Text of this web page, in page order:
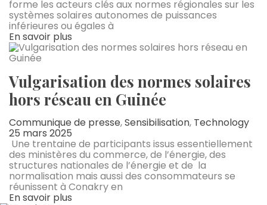
forme les acteurs clés aux normes régionales sur les
systèmes solaires autonomes de puissances
inférieures ou égales à
En savoir plus
Vulgarisation des normes solaires
hors réseau en Guinée
Communique de presse,Sensibilisation, Technology
25 mars 2025
Une trentaine de participants issus essentiellement
des ministères du commerce, de l’énergie, des
structures nationales de l’énergie et de la
normalisation mais aussi des consommateurs se
réunissent à Conakry en
En savoir plus